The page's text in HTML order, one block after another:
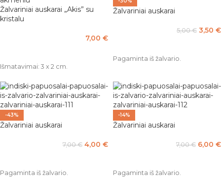
Žalvariniai auskarai „Akis” su
kristalu
7,00 €
Išmatavimai: 3 x 2 cm.
Žalvariniai auskarai
5,00€ 3,50 €
Pagaminta iš žalvario.
-43%
Žalvariniai auskarai
7,00€ 4,00 €
Pagaminta iš žalvario.
-14%
Žalvariniai auskarai
7,00€ 6,00 €
Pagaminta iš žalvario.